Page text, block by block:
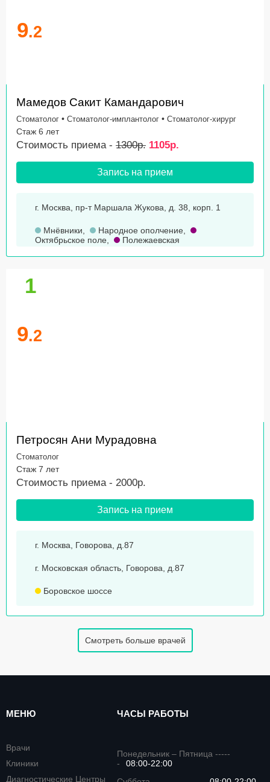
9.2
Мамедов Сакит Камандарович
Стоматолог • Стоматолог-имплантолог • Стоматолог-хирург
Стаж 6 лет
Стоимость приема - 1300р. 1105р.
Запись на прием
г. Москва, пр-т Маршала Жукова, д. 38, корп. 1
Мнёвники Народное ополчение
Октябрьское поле
Полежаевская
1
9.2
Петросян Ани Мурадовна
Стоматолог
Стаж 7 лет
Стоимость приема - 2000р.
Запись на прием
г. Москва, Говорова, д.87
г. Московская область, Говорова, д.87
Боровское шоссе
Смотреть больше врачей
МЕНЮ
Врачи
Клиники
Диагностические Центры
ЧАСЫ РАБОТЫ
Понедельник – Пятница -----
-
08:00-22:00